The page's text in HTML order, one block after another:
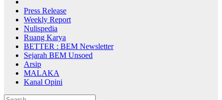
Press Release
Weekly Report
Nulispedia
Ruang Karya
BETTER : BEM Newsletter
Sejarah BEM Unsoed
Arsip
MALAKA
Kanal Opini